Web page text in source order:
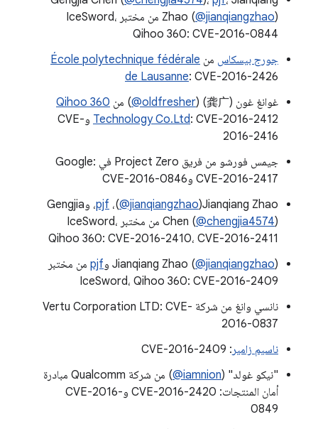
Zhao (‎@jianqiangzhao
) من مختبر IceSword،
Qihoo 360: CVE-2016-0844
جورج بيسكاس من École polytechnique fédérale
de Lausanne: CVE-2016-2426
غوانغ غون (龚广) (
‎@oldfresher) من Qihoo 360
Technology Co.Ltd
: CVE-2016-2412 وCVE-
2016-2416
جيمس فورشو من فريق Project Zero في Google:
CVE-2016-2417 وCVE-2016-0846
Jianqiang Zhao‏(
‎@jianqiangzhao)، pjf
، وGengjia
Chen (‎@chengjia4574
) من مختبر IceSword،
Qihoo 360: CVE-2016-2410، CVE-2016-2411
Jianqiang Zhao (‎@jianqiangzhao) و pjf من مختبر
IceSword، Qihoo 360: CVE-2016-2409
نانسي وانغ من شركة Vertu Corporation LTD: CVE-
2016-0837
ناسيم زامير : CVE-2016-2409
"نيكو غولد" (‎@iamnion
) من شركة Qualcomm مبادرة
أمان المنتجات: CVE-2016-2420 وCVE-2016-
0849